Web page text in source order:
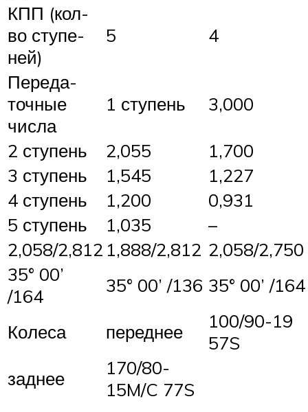
КПП (кол-
во сту­пе­
ней)
5 4
Пе­ре­да­
точ­ные
чис­ла
1 сту­пень 3,000
2 сту­пень 2,055
1,700
3 сту­пень
1,545
1,227
4 сту­пень
1,200
0,931
5 сту­пень
1,035
–
2,058/2,812 1,888/2,812 2,058/2,750
35° 00’
/164
35° 00’ /136 35° 00’ /164
Ко­ле­са пе­ред­нее
100/90-19
57S
зад­нее
170/80-
15M/C 77S